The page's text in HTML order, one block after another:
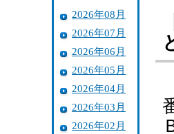
2026年08月
2026年07月
2026年06月
2026年05月
2026年04月
2026年03月
2026年02月